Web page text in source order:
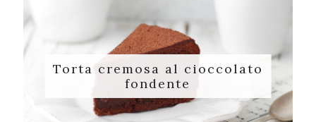
Torta cremosa al cioccolato
fondente